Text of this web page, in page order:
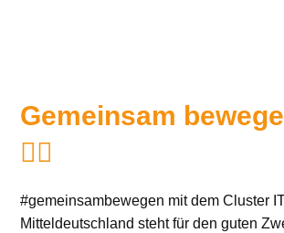
Gemeinsam
🏃‍♀️
#gemeinsambewegen mit dem Cluster
Mitteldeutschland steht für den guten